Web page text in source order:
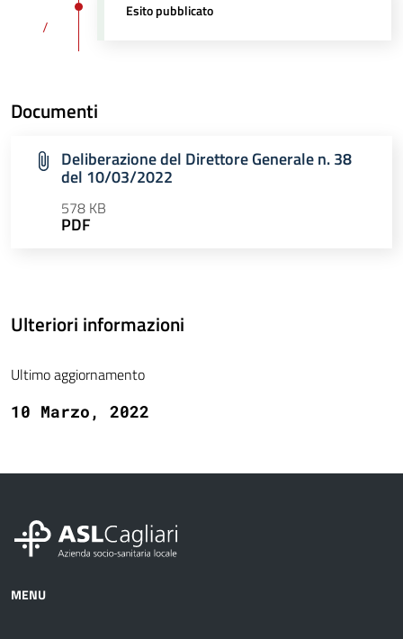
/
Esito pubblicato
Documenti
Deliberazione del Direttore Generale n. 38
del 10/03/2022
578 KB
PDF
Ulteriori informazioni
Ultimo aggiornamento
10 Marzo, 2022
MENU